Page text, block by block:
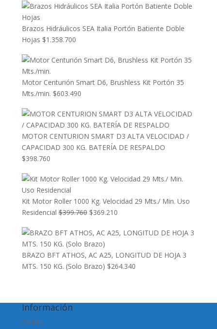
Brazos Hidráulicos SEA Italia Portón Batiente Doble
Hojas $1.358.700
Motor Centurión Smart D6, Brushless Kit Portón 35
Mts./min. $603.490
MOTOR CENTURION SMART D3 ALTA VELOCIDAD /
CAPACIDAD 300 KG. BATERÍA DE RESPALDO
$398.760
Kit Motor Roller 1000 Kg. Velocidad 29 Mts./ Min. Uso
Residencial $399.760 El
original
era:
$399.760.
$369.210El
actual
$369.210.
BRAZO BFT ATHOS, AC A25, LONGITUD DE HOJA 3
MTS. 150 KG. (Solo Brazo) $264.340
Información
Carrito